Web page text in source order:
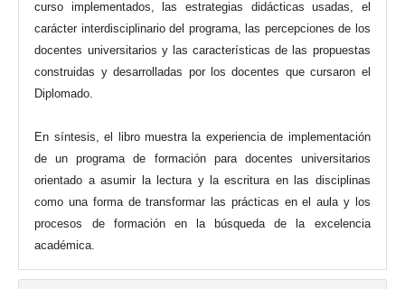
curso implementados, las estrategias didácticas usadas, el
carácter interdisciplinario del programa, las percepciones de los
docentes universitarios y las características de las propuestas
construidas y desarrolladas por los docentes que cursaron el
Diplomado.
En síntesis, el libro muestra la experiencia de implementación
de un programa de formación para docentes universitarios
orientado a asumir la lectura y la escritura en las disciplinas
como una forma de transformar las prácticas en el aula y los
procesos de formación en la búsqueda de la excelencia
académica.